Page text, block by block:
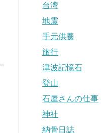
台湾
地震
手元供養
旅行
津波記憶石
登山
石屋さんの仕事
神社
納骨日誌